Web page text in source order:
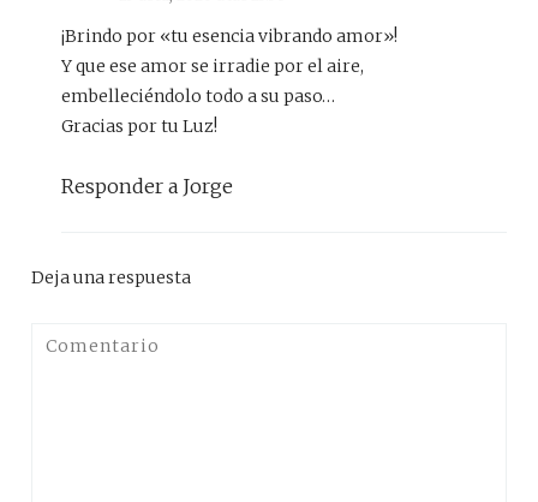
¡Brindo por «tu esencia vibrando amor»!
Y que ese amor se irradie por el aire,
embelleciéndolo todo a su paso…
Gracias por tu Luz!
Responder a Jorge
Deja una respuesta